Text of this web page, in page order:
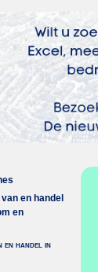
en handel
en
en handel in